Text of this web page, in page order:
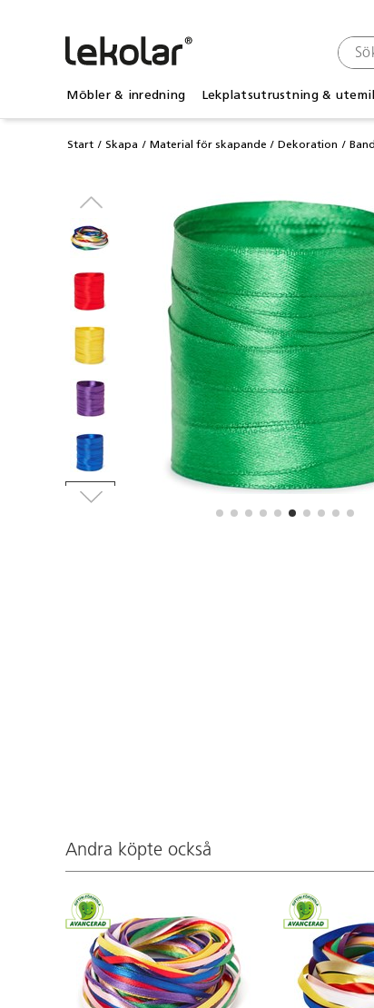
Möbler & inredning Lekplatsutrustning &
Start Skapa Material för skapande Dekoration
Andra köpte också